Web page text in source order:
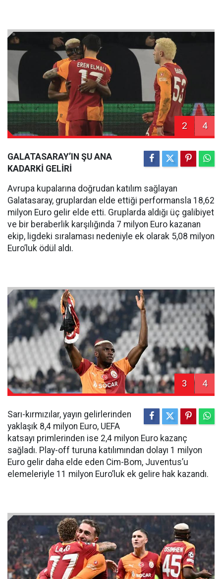
2 4
GALATASARAY’IN ŞU ANA
KADARKİ GELİRİ
Avrupa kupalarına doğrudan katılım sağlayan
Galatasaray, gruplardan elde ettiği performansla 18,62
milyon Euro gelir elde etti. Gruplarda aldığı üç galibiyet
ve bir beraberlik karşılığında 7 milyon Euro kazanan
ekip, ligdeki sıralaması nedeniyle ek olarak 5,08 milyon
Euro’luk ödül aldı.
3 4
Sarı-kırmızılar, yayın gelirlerinden
yaklaşık 8,4 milyon Euro, UEFA
katsayı primlerinden ise 2,4 milyon Euro kazanç
sağladı. Play-off turuna katılımından dolayı 1 milyon
Euro gelir daha elde eden Cim-Bom, Juventus’u
elemeleriyle 11 milyon Euro’luk ek gelire hak kazandı.